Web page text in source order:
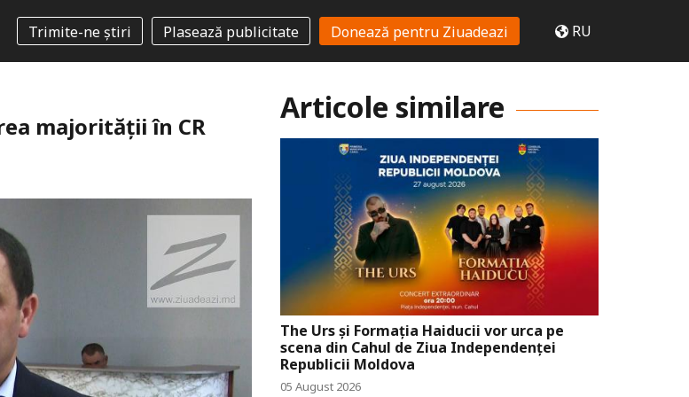
Trimite-ne știri Plasează publicitate Donează pentru Ziuadeazi RU
majorității în CR
Articole similare
The Urs și Formația Haiducii vor urca pe
scena din Cahul de Ziua Independenței
Republicii Moldova
05 August 2026